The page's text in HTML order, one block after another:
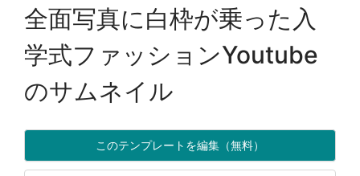
全面写真に白枠が乗った入
学式ファッションYoutube
のサムネイル
このテンプレートを編集（無料）